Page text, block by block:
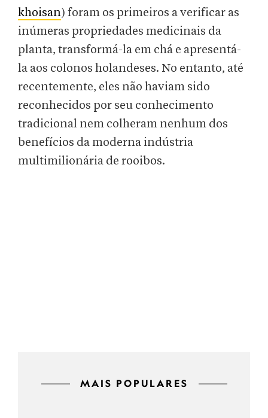
khoisan) foram os primeiros a verificar as
inúmeras propriedades medicinais da
planta, transformá-la em chá e apresentá-
la aos colonos holandeses. No entanto, até
recentemente, eles não haviam sido
reconhecidos por seu conhecimento
tradicional nem colheram nenhum dos
benefícios da moderna indústria
multimilionária de rooibos.
MAIS POPULARES